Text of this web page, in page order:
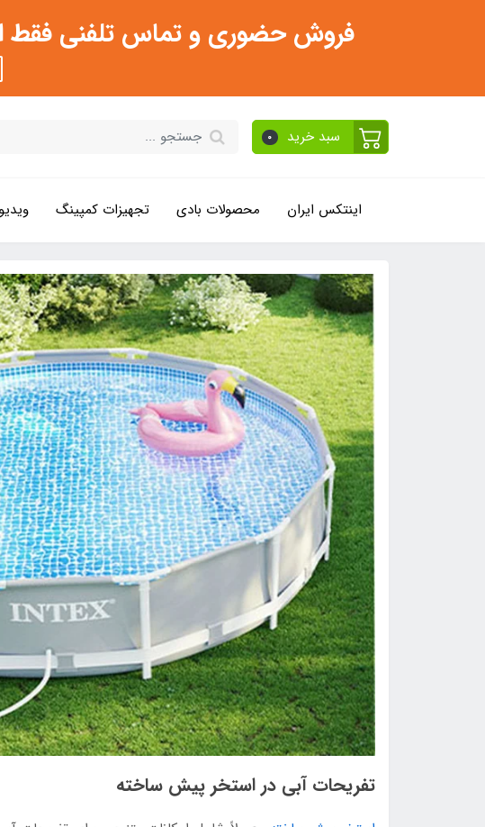
فروش حضوری و تماس تلفنی فقط از ساعت 11:30 صبح تا 2 عصر و 3 تا 8
سبد خرید 0
اینتکس ایران محصولات بادی تجهیزات کمپینگ
تفریحات آبی در استخر پیش ساخته